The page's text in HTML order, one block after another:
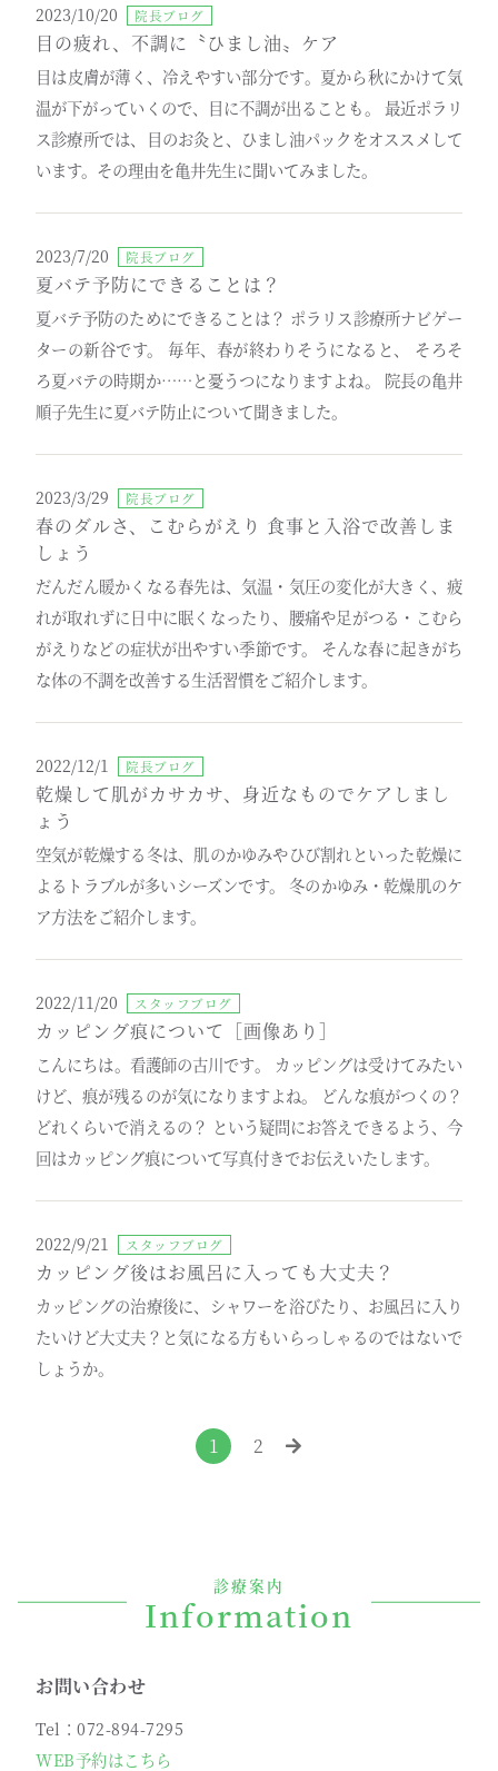
2023/10/20 院長ブログ
目の疲れ、不調に〝ひまし油〟ケア
目は皮膚が薄く、冷えやすい部分です。夏から秋にかけて気
温が下がっていくので、目に不調が出ることも。 最近ポラリ
ス診療所では、目のお灸と、ひまし油パックをオススメして
います。その理由を亀井先生に聞いてみました。
2023/7/20 院長ブログ
夏バテ予防にできることは？
夏バテ予防のためにできることは？ ポラリス診療所ナビゲー
ターの新谷です。 毎年、春が終わりそうになると、 そろそ
ろ夏バテの時期か……と憂うつになりますよね。 院長の亀井
順子先生に夏バテ防止について聞きました。
2023/3/29 院長ブログ
春のダルさ、こむらがえり 食事と入浴で改善しま
しょう
だんだん暖かくなる春先は、気温・気圧の変化が大きく、疲
れが取れずに日中に眠くなったり、腰痛や足がつる・こむら
がえりなどの症状が出やすい季節です。 そんな春に起きがち
な体の不調を改善する生活習慣をご紹介します。
2022/12/1 院長ブログ
乾燥して肌がカサカサ、身近なものでケアしまし
ょう
空気が乾燥する冬は、肌のかゆみやひび割れといった乾燥に
よるトラブルが多いシーズンです。 冬のかゆみ・乾燥肌のケ
ア方法をご紹介します。
2022/11/20 スタッフブログ
カッピング痕について［画像あり］
こんにちは。看護師の古川です。 カッピングは受けてみたい
けど、痕が残るのが気になりますよね。 どんな痕がつくの？
どれくらいで消えるの？ という疑問にお答えできるよう、今
回はカッピング痕について写真付きでお伝えいたします。
2022/9/21 スタッフブログ
カッピング後はお風呂に入っても大丈夫？
カッピングの治療後に、シャワーを浴びたり、お風呂に入り
たいけど大丈夫？と気になる方もいらっしゃるのではないで
しょうか。
1 2
診療案内
Information
お問い合わせ
Tel：072-894-7295
WEB予約はこちら